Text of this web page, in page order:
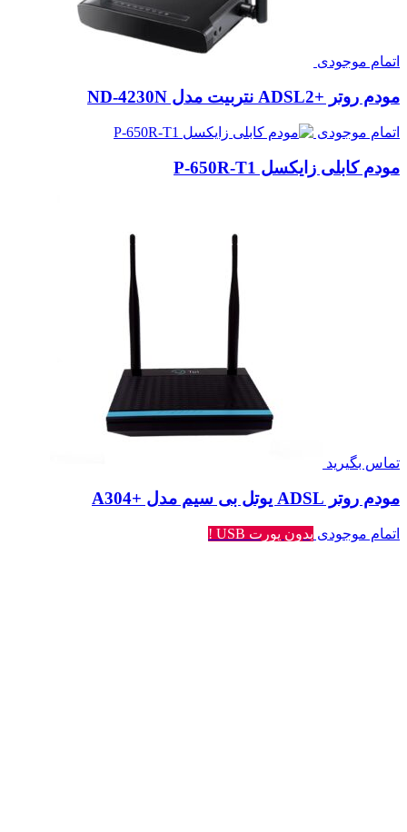
اتمام موجودی
مودم روتر +ADSL2 نتربیت مدل ND-4230N
اتمام موجودی
مودم کابلی زایکسل P-650R-T1
تماس بگیرید
مودم روتر ADSL یوتل بی سیم مدل +A304
اتمام موجودی بدون پورت USB !